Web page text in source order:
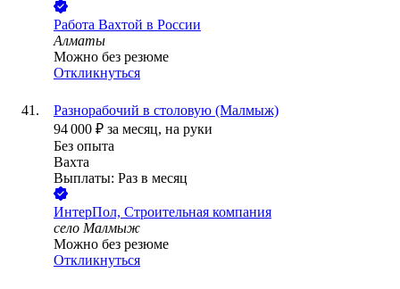
Работа Вахтой в России
Алматы
Можно без резюме
Откликнуться
Разнорабочий в столовую (Малмыж)
94 000 ₽ за месяц, на руки
Без опыта
Вахта
Выплаты: Раз в месяц
ИнтерПол, Строительная компания
село Малмыж
Можно без резюме
Откликнуться